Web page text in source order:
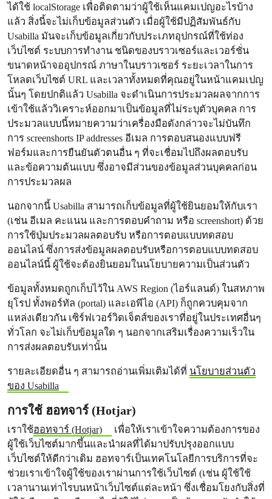
ได้ใช้ localStorage เพื่อติดตามว่าผู้ใช้เห็นแคมเปญอะไรบ้าง
แล้ว สิ่งนี้จะไม่เก็บข้อมูลส่วนตัว เมื่อผู้ใช้มีปฏิสัมพันธ์กับ
Usabilla มันจะเก็บข้อมูลเกี่ยวกับประเภทอุปกรณ์ที่ใช้ท่อง
เว็บไซต์ ระบบการทำงาน ชนิดของบราวเซอร์และเวอร์ชั่น
ขนาดหน้าจออุปกรณ์ ภาษาในบราวเซอร์ ระยะเวลาในการ
โหลดเว็บไซต์ URL และเวลาทั้งหมดที่คุณอยู่ในหน้าแคมเปญ
นั้นๆ โดยปกติแล้ว Usabilla จะดำเนินการประมวลผลจากการ
เข้าใช้แล้ววิเคราะห์ออกมาเป็นข้อมูลที่ไม่ระบุตัวบุคคล การ
ประมวลแบบนี้หมายความว่าเครื่องมือดังกล่าวจะไม่บันทึก
การ screenshorts IP addresses อีเมล การตอบสนองแบบฟรี
ฟอร์มและการยืนยันตัวตนอื่น ๆ ที่จะเชื่อมไปถึงผลตอบรับ
และข้อความต้นแบบ ซึ่งอาจมีส่วนของข้อมูลส่วนบุคคลก่อน
การประมวลผล
นอกจากนี้ Usabilla สามารถเก็บข้อมูลที่ผู้ใช้ยินยอมให้กับเรา
(เช่น อีเมล คะแนน และการตอบคำถาม หรือ screenshort) ด้วย
การใช้ปุ่มประมวลผลตอบรับ หรือการตอบแบบทดสอบ
ออนไลน์ ซึ่งการส่งข้อมูลผลตอบรับหรือการตอบแบบทดสอบ
ออนไลน์นี้ ผู้ใช้จะต้องยินยอมในนโยบายความเป็นส่วนตัว
ข้อมูลทั้งหมดถูกเก็บไว้ใน AWS Region (ไอร์แลนด์) ในสหภาพ
ยุโรป ทั้งพอร์ทัล (portal) และเอพีไอ (API) ก็ถูกควบคุมจาก
แหล่งเดียวกัน เซิร์ฟเวอร์วิดเจ็ตส์ของเราที่อยู่ในประเทศอื่นๆ
ทั่วโลก จะไม่เก็บข้อมูลใด ๆ นอกจากเสริมเรื่องความเร็วใน
การส่งผลตอบรับเท่านั้น
รายละเอียดอื่น ๆ สามารถอ่านเพิ่มเติมได้ที่ นโยบายส่วนตัว
ของ Usabilla
การใช้ ฮอทจาร์ (Hotjar)
เราใช้ฮอทจาร์ (Hotjar)
เพื่อให้เราเข้าใจความต้องการของ
ผู้ใช้เว็บไซต์มากขึ้นและนำผลที่ได้มาปรับปรุงออกแบบ
เว็บไซต์ให้ดีกว่าเดิม ฮอทจาร์เป็นเทคโนโลยีการบริการที่จะ
ช่วยเราเข้าใจผู้ใช้ของเราผ่านการใช้เว็บไซต์ (เช่น ผู้ใช้ใช้
เวลานานเท่าไรบนหน้าเว็บไซต์แต่ละหน้า ซึ่งเชื่อมโยงกับสิ่งที่